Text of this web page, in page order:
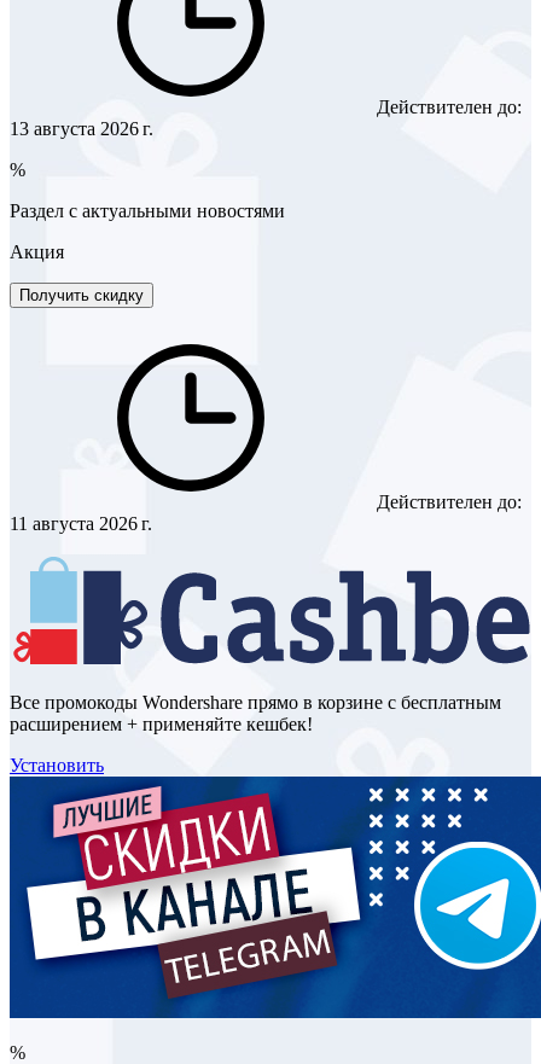
Действителен до:
13 августа 2026 г.
%
Раздел с актуальными новостями
Акция
Получить скидку
Действителен до:
11 августа 2026 г.
Все промокоды Wondershare прямо в корзине с бесплатным
расширением + применяйте кешбек!
Установить
%